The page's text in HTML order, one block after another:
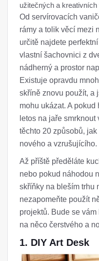
užitečných a
Od servírovacích
rámy a tolik věcí mezi
určitě najdete
vlastní šachovnici z
nádherný a prostor
Existuje opravdu
skříně znovu použít, a
mohu ukázat. A
letos na jaře
těchto 20 způsobů,
nového a vzrušujícího.
Až příště předěláte
nebo pokud náhodou
skříňky na bleším trhu
nezapomeňte použít
projektů. Bude se
na něco čerstvého a
1. DIY Art Desk